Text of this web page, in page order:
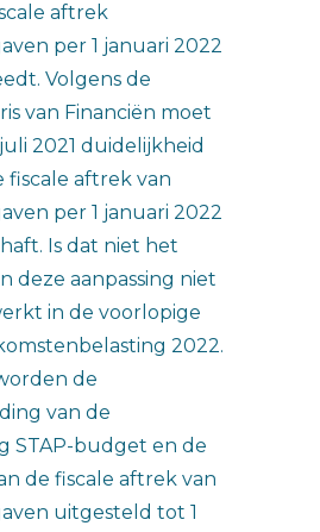
aftrek
per 1 januari 2022
Volgens de
van Financiën moet
2021 duidelijkheid
fiscale aftrek van
per 1 januari 2022
Is dat niet het
deze aanpassing niet
in de voorlopige
2022.
de
van de
STAP-budget en de
de fiscale aftrek van
uitgesteld tot 1